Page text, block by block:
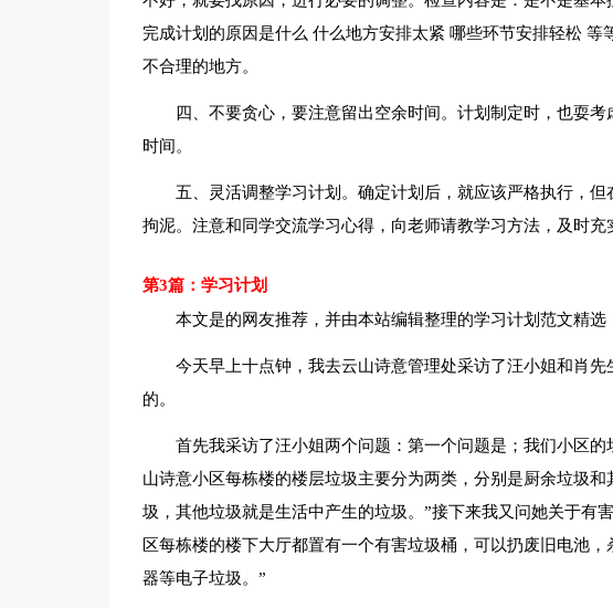
完成计划的原因是什么 什么地方安排太紧 哪些环节安排轻松 等
不合理的地方。
四、不要贪心，要注意留出空余时间。计划制定时，也耍
时间。
五、灵活调整学习计划。确定计划后，就应该严格执行，
拘泥。注意和同学交流学习心得，向老师请教学习方法，及时充
第3篇：学习计划
本文是的网友推荐，并由本站编辑整理的学习计划范文精选
今天早上十点钟，我去云山诗意管理处采访了汪小姐和肖
的。
首先我采访了汪小姐两个问题：第一个问题是；我们小区
山诗意小区每栋楼的楼层垃圾主要分为两类，分别是厨余垃圾
圾，其他垃圾就是生活中产生的垃圾。”接下来我又问她关于有
区每栋楼的楼下大厅都置有一个有害垃圾桶，可以扔废旧电池
器等电子垃圾。”